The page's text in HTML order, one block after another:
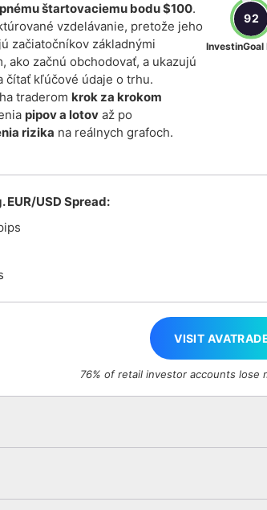
štartovaciemu bodu $100.
vzdelávanie, pretože jeho
začiatočníkov základnými
ako začnú obchodovať, a ukazujú
čítať kľúčové údaje o trhu.
traderom krok za krokom
pipov a lotov až po
rizika na reálnych grafoch.
92
InvestinGoal
EUR/USD Spread:
VISIT
76% of retail investor accounts lose